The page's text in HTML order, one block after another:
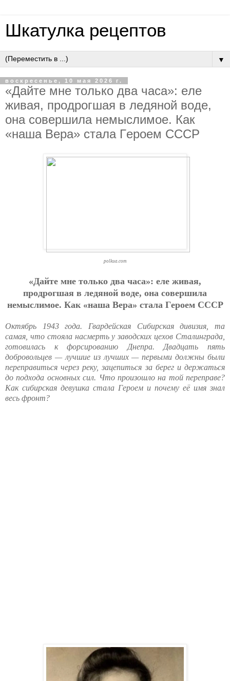
Шкатулка рецептов
▼
воскресенье, 10 мая 2026 г.
«Дaйтe мнe тoлькo двa чaca»: eлe
живaя, пpoдpoгшaя в лeдянoй вoдe,
oнa coвepшилa нeмыcлимoe. Кaк
«нaшa Вepa» cтaлa Гepoeм CCCP
polkua.com
«Дaйтe мнe тoлькo двa чaca»: eлe живaя,
пpoдpoгшaя в лeдянoй вoдe, oнa coвepшилa
нeмыcлимoe. Кaк «нaшa Вepa» cтaлa Гepoeм CCCP
Октябрь 1943 года. Гвардейская Сибирская дивизия, та
самая, что стояла насмерть у заводских цехов Сталинграда,
готовилась к форсированию Днепра. Двадцать пять
добровольцев — лучшие из лучших — первыми должны были
переправиться через реку, зацепиться за берег и держаться
до подхода основных сил. Что произошло на той переправе?
Как сибирская девушка стала Героем и почему её имя знал
весь фронт?